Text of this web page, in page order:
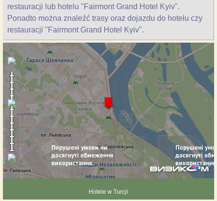
restauracji lub hotelu "Fairmont Grand Hotel Kyiv".
Ponadto można znaleźć trasy oraz dojazdu do hotelu czy
restauracji "Fairmont Grand Hotel Kyiv".
Hotele w Turcji